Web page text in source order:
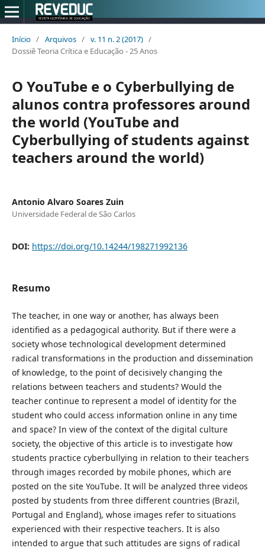
Início / Arquivos / v. 11 n. 2 (2017) /
Dossiê Teoria Crítica e Educação - 25 Anos
O YouTube e o Cyberbullying de
alunos contra professores around
the world (YouTube and
Cyberbullying of students against
teachers around the world)
Antonio Alvaro Soares Zuin
Universidade Federal de São Carlos
DOI: https://doi.org/10.14244/198271992136
Resumo
The teacher, in one way or another, has always been
identified as a pedagogical authority. But if there were a
society whose technological development determined
radical transformations in the production and dissemination
of knowledge, to the point of decisively changing the
relations between teachers and students? Would the
teacher continue to represent a model of identity for the
student who could access information online in any time
and space? In view of the context of the digital culture
society, the objective of this article is to investigate how
students practice cyberbullying in relation to their teachers
through images recorded by mobile phones, which are
posted on the site YouTube. It will be analyzed three videos
posted by students from three different countries (Brazil,
Portugal and England), whose images refer to situations
experienced with their respective teachers. It is also
intended to argue that such attitudes are signs of radical